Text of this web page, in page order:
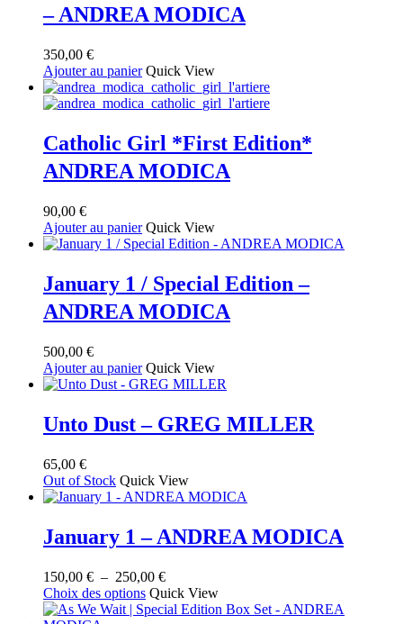
– ANDREA MODICA
350,00 €
Ajouter au panier Quick View
Catholic Girl *First Edition*
ANDREA MODICA
90,00 €
Ajouter au panier Quick View
January 1 / Special Edition –
ANDREA MODICA
500,00 €
Ajouter au panier Quick View
Unto Dust – GREG MILLER
65,00 €
Out of Stock Quick View
January 1 – ANDREA MODICA
150,00 € – 250,00 €Plage
de
prix :
Choix des options Ce
produit
Quick View